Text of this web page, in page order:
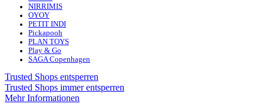
NIRRIMIS
OYOY
PETIT INDI
Pickapooh
PLAN TOYS
Play & Go
SAGA Copenhagen
Trusted Shops entsperren
Trusted Shops immer entsperren
Mehr Informationen